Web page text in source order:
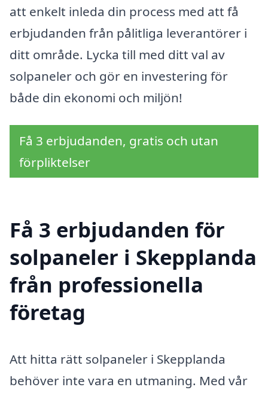
att enkelt inleda din process med att få
erbjudanden från pålitliga leverantörer i
ditt område. Lycka till med ditt val av
solpaneler och gör en investering för
både din ekonomi och miljön!
Få 3 erbjudanden, gratis och utan
förpliktelser
Få 3 erbjudanden för
solpaneler i Skepplanda
från professionella
företag
Att hitta rätt solpaneler i Skepplanda
behöver inte vara en utmaning. Med vår